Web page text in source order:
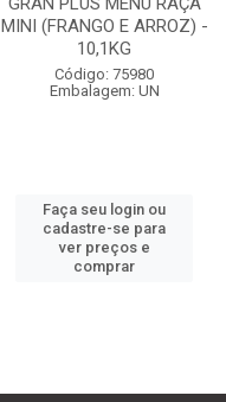
MINI (FRANGO E ARROZ) -
10,1KG
Código: 75980
Embalagem: UN
Faça seu login ou
cadastre-se para
ver preços e
comprar